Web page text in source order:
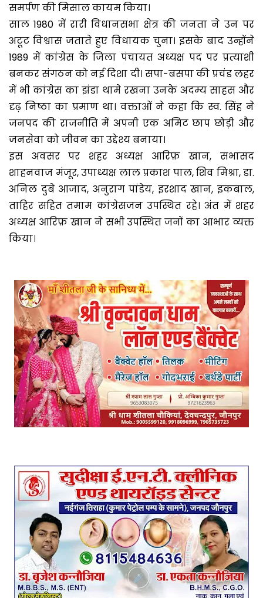
समर्पण की मिसाल कायम किया।
साल 1980 में रारी विधानसभा क्षेत्र की जनता ने उन पर
अटूट विश्वास जताते हुए विधायक चुना। इसके बाद उन्होंने
1989 में कांग्रेस के जिला पंचायत अध्यक्ष पद पर प्रत्याशी
बनकर संगठन को नई दिशा दी। सपा-बसपा की प्रचंड लहर
में भी कांग्रेस का झंडा थामे रखना उनके अदम्य साहस और
दृढ़ निष्ठा का प्रमाण था। वक्ताओं ने कहा कि स्व. सिंह ने
जनपद की राजनीति में अपनी एक अमिट छाप छोड़ी और
जनसेवा को जीवन का उद्देश्य बनाया।
इस अवसर पर शहर अध्यक्ष आरिफ़ खान, सभासद
शाहनवाज मंजूर, उपाध्यक्ष लाल प्रकाश पाल, शिव मिश्रा, डा.
अनिल दुबे आजाद, अनुराग पांडेय, इरशाद खान, इकबाल,
ताहिर सहित तमाम कांग्रेसजन उपस्थित रहे। अंत में शहर
अध्यक्ष आरिफ़ खान ने सभी उपस्थित जनों का आभार व्यक्त
किया।